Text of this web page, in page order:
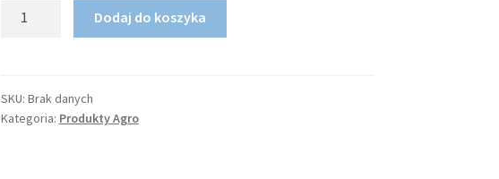
sonda,
próbomierz
Dodaj do koszyka
SKU: Brak danych
Kategoria: Produkty Agro